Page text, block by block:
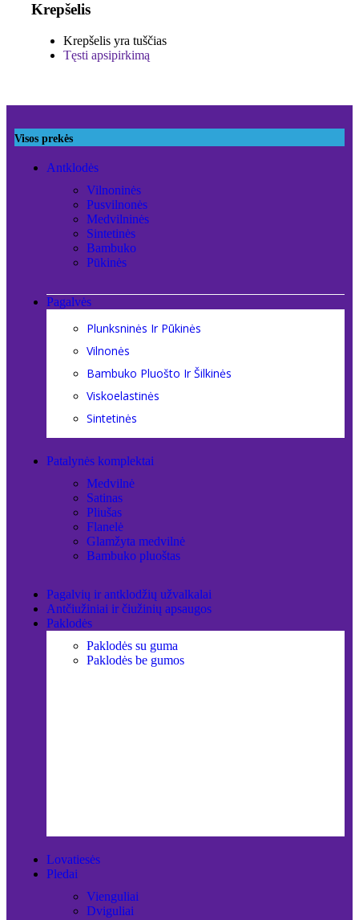
Krepšelis
Krepšelis yra tuščias
Tęsti apsipirkimą
Visos prekės
Antklodės
Vilnoninės
Pusvilnonės
Medvilninės
Sintetinės
Bambuko
Pūkinės
Pagalvės
Plunksninės Ir Pūkinės
Vilnonės
Bambuko Pluošto Ir Šilkinės
Viskoelastinės
Sintetinės
Patalynės komplektai
Medvilnė
Satinas
Pliušas
Flanelė
Glamžyta medvilnė
Bambuko pluoštas
Pagalvių ir antklodžių užvalkalai
Antčiužiniai ir čiužinių apsaugos
Paklodės
Paklodės su guma
Paklodės be gumos
Lovatiesės
Pledai
Vienguliai
Dviguliai